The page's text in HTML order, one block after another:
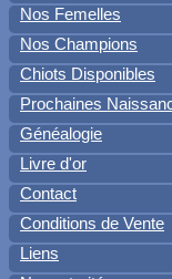
Nos Femelles
Nos Champions
Chiots Disponibles
Prochaines
Généalogie
Livre d'or
Contact
Conditions de Vente
Liens